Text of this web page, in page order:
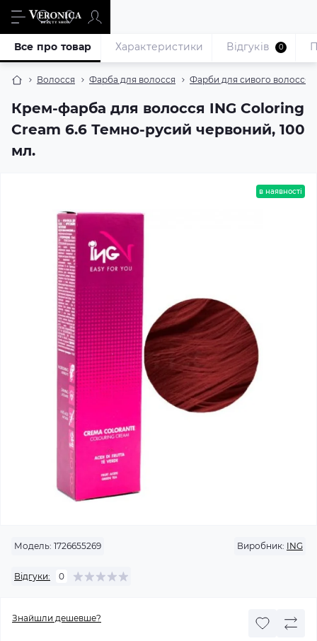
Волосся Фарба для волосся Фарби для сивого волосся
Крем-фарба для волосся ING Coloring
Cream 6.6 Темно-русий червоний, 100
мл.
Все про товар Характеристики Відгуків 0
в наявності
Модель: 1726655269 Виробник: ING
Відгуки: 0
Знайшли дешевше?